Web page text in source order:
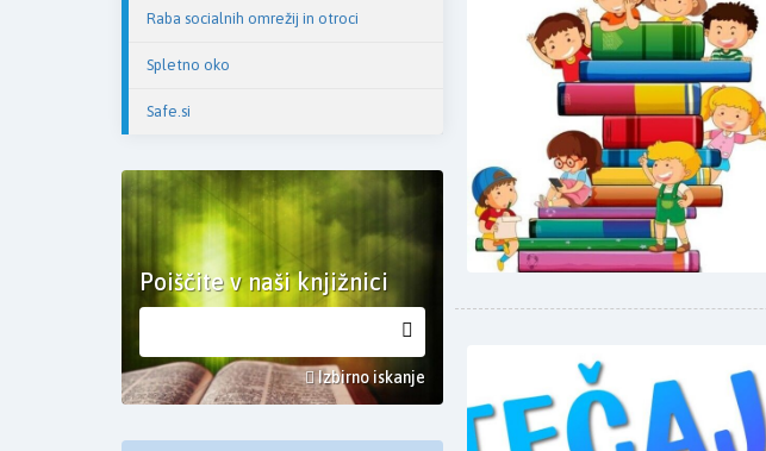
Raba socialnih omrežij in otroci
Spletno oko
Safe.si
Poiščite v naši knjižnici
Izbirno iskanje